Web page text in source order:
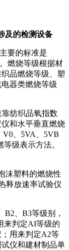
及的检测设备
要的标准是
燃烧等级根据材
品燃烧等级、塑
器类燃烧等级
纺织品氧指数
和水平垂直燃烧
V0、5VA、5VB
级表示方法。
沫塑料的燃烧性
释放速率试验仪
、B3等级别，
来判定AI等级的
用来判定A2等
仪和建材制品单